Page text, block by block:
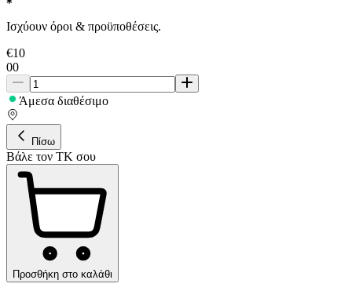
Ισχύουν όροι & προϋποθέσεις.
€10
00
Άμεσα διαθέσιμο
Πίσω
Βάλε τον ΤΚ σου
Προσθήκη στο καλάθι